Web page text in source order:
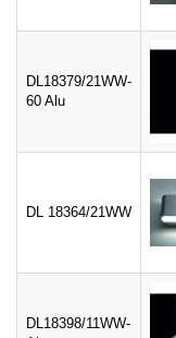
DL18379/21WW-
60 Alu
DL 18364/21WW
DL18398/11WW-